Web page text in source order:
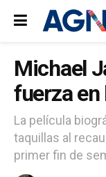
Michael
fuerza en
La película
taquillas al
primer fin de